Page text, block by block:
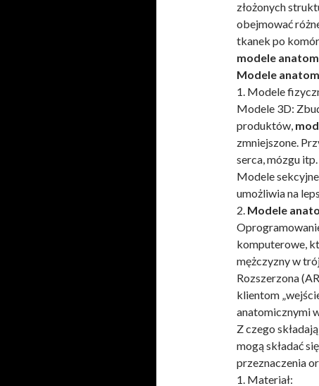
złożonych
obejmować
tkanek po
modele
Modele
1. Modele
Modele 3D:
produktów,
zmniejszone.
serca, mózgu itp.
Modele
umożliwia na
2. Modele
komputerowe,
mężczyzny w
Rozszerzona
klientom
anatomicznymi
Z czego
mogą składać
przeznaczenia
1. Materiał: